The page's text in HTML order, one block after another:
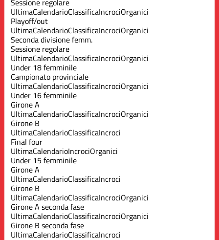
UltimaCalendarioClassificaIncrociOrganici
Playoff/out
UltimaCalendarioClassificaIncrociOrganici
Seconda divisione femm.
Sessione regolare
UltimaCalendarioClassificaIncrociOrganici
Under 18 femminile
Campionato provinciale
UltimaCalendarioClassificaIncrociOrganici
Under 16 femminile
Girone A
UltimaCalendarioClassificaIncrociOrganici
Girone B
UltimaCalendarioClassificaIncroci
Final four
UltimaCalendarioIncrociOrganici
Under 15 femminile
Girone A
UltimaCalendarioClassificaIncroci
Girone B
UltimaCalendarioClassificaIncrociOrganici
Girone A seconda fase
UltimaCalendarioClassificaIncrociOrganici
Girone B seconda fase
UltimaCalendarioClassificaIncroci